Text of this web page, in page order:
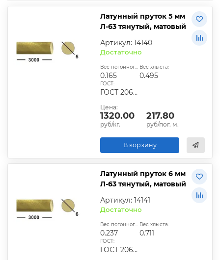
Латунный пруток 5 мм
Л-63 тянутый, матовый
Артикул: 14140
Достаточно
Вес погонного метра, кг:
0.165
Вес хлыста:
0.495
ГОСТ:
ГОСТ 2060-2006, ГОСТ Р 52597-2006, ГОСТ 15527-2004
Цена:
1320.00
руб/кг.
217.80
руб/пог. м.
В корзину
Латунный пруток 6 мм
Л-63 тянутый, матовый
Артикул: 14141
Достаточно
Вес погонного метра, кг:
0.237
Вес хлыста:
0.711
ГОСТ:
ГОСТ 2060-2006, ГОСТ Р 52597-2006, ГОСТ 15527-2005